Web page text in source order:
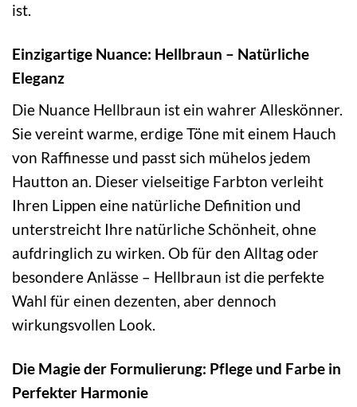
ist.
Einzigartige Nuance: Hellbraun – Natürliche
Eleganz
Die Nuance Hellbraun ist ein wahrer Alleskönner.
Sie vereint warme, erdige Töne mit einem Hauch
von Raffinesse und passt sich mühelos jedem
Hautton an. Dieser vielseitige Farbton verleiht
Ihren Lippen eine natürliche Definition und
unterstreicht Ihre natürliche Schönheit, ohne
aufdringlich zu wirken. Ob für den Alltag oder
besondere Anlässe – Hellbraun ist die perfekte
Wahl für einen dezenten, aber dennoch
wirkungsvollen Look.
Die Magie der Formulierung: Pflege und Farbe in
Perfekter Harmonie